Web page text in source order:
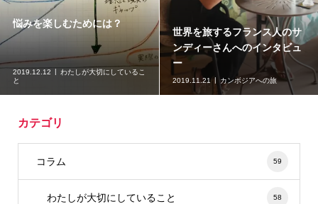
悩みを楽しむためには？
2019.12.12
わたしが大切にしているこ
と
世界を旅するフランス人のサ
ンディーさんへのインタビュ
ー
2019.11.21 カンボジアへの旅
カテゴリ
コラム 59
わたしが大切にしていること 58